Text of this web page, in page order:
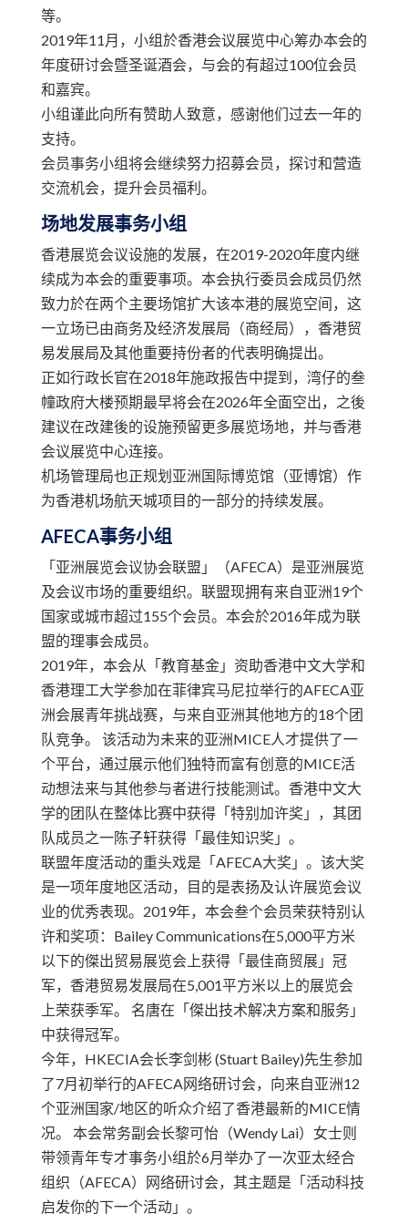
等。
2019年11月，小组於香港会议展览中心筹办本会的
年度研讨会暨圣诞酒会，与会的有超过100位会员
和嘉宾。
小组谨此向所有赞助人致意，感谢他们过去一年的
支持。
会员事务小组将会继续努力招募会员，探讨和营造
交流机会，提升会员福利。
场地发展事务小组
香港展览会议设施的发展，在2019-2020年度内继
续成为本会的重要事项。本会执行委员会成员仍然
致力於在两个主要场馆扩大该本港的展览空间，这
一立场已由商务及经济发展局（商经局），香港贸
易发展局及其他重要持份者的代表明确提出。
正如行政长官在2018年施政报告中提到，湾仔的叁
幢政府大楼预期最早将会在2026年全面空出，之後
建议在改建後的设施预留更多展览场地，并与香港
会议展览中心连接。
机场管理局也正规划亚洲国际博览馆（亚博馆）作
为香港机场航天城项目的一部分的持续发展。
AFECA事务小组
「亚洲展览会议协会联盟」（AFECA）是亚洲展览
及会议市场的重要组织。联盟现拥有来自亚洲19个
国家或城市超过155个会员。本会於2016年成为联
盟的理事会成员。
2019年，本会从「教育基金」资助香港中文大学和
香港理工大学参加在菲律宾马尼拉举行的AFECA亚
洲会展青年挑战赛，与来自亚洲其他地方的18个团
队竞争。 该活动为未来的亚洲MICE人才提供了一
个平台，通过展示他们独特而富有创意的MICE活
动想法来与其他参与者进行技能测试。香港中文大
学的团队在整体比赛中获得「特别加许奖」，其团
队成员之一陈子轩获得「最佳知识奖」。
联盟年度活动的重头戏是「AFECA大奖」。该大奖
是一项年度地区活动，目的是表扬及认许展览会议
业的优秀表现。2019年，本会叁个会员荣获特别认
许和奖项：Bailey Communications在5,000平方米
以下的傑出贸易展览会上获得「最佳商贸展」冠
军，香港贸易发展局在5,001平方米以上的展览会
上荣获季军。 名唐在「傑出技术解决方案和服务」
中获得冠军。
今年，HKECIA会长李剑彬 (Stuart Bailey)先生参加
了7月初举行的AFECA网络研讨会，向来自亚洲12
个亚洲国家/地区的听众介绍了香港最新的MICE情
况。 本会常务副会长黎可怡（Wendy Lai）女士则
带领青年专才事务小组於6月举办了一次亚太经合
组织（AFECA）网络研讨会，其主题是「活动科技
启发你的下一个活动」。